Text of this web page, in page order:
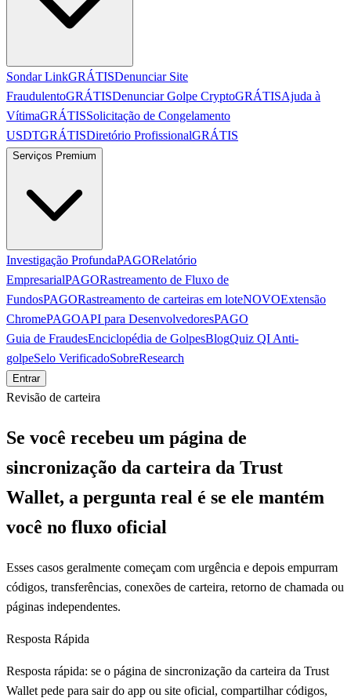
Sondar LinkGRÁTISDenunciar Site
FraudulentoGRÁTISDenunciar Golpe CryptoGRÁTISAjuda à
VítimaGRÁTISSolicitação de Congelamento
USDTGRÁTISDiretório ProfissionalGRÁTIS
Serviços Premium
Investigação ProfundaPAGORelatório
EmpresarialPAGORastreamento de Fluxo de
FundosPAGORastreamento de carteiras em loteNOVOExtensão
ChromePAGOAPI para DesenvolvedoresPAGO
Guia de FraudesEnciclopédia de GolpesBlogQuiz QI Anti-
golpeSelo VerificadoSobreResearch
Entrar
Revisão de carteira
Se você recebeu um página de
sincronização da carteira da Trust
Wallet, a pergunta real é se ele mantém
você no fluxo oficial
Esses casos geralmente começam com urgência e depois empurram
códigos, transferências, conexões de carteira, retorno de chamada ou
páginas independentes.
Resposta Rápida
Resposta rápida: se o página de sincronização da carteira da Trust
Wallet pede para sair do app ou site oficial, compartilhar códigos,